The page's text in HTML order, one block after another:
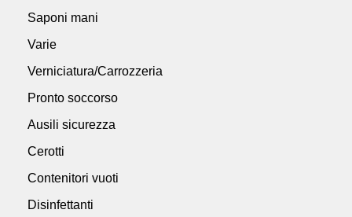
Saponi mani
Varie
Verniciatura/Carrozzeria
Pronto soccorso
Ausili sicurezza
Cerotti
Contenitori vuoti
Disinfettanti